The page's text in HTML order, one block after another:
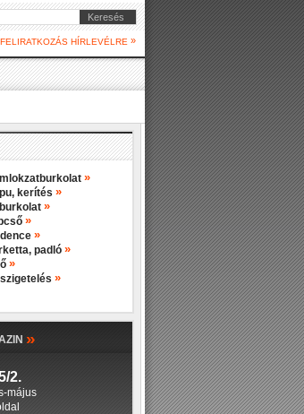
Keresés
FELIRATKOZÁS HÍRLEVÉLRE »
»
kerítés »
»
»
»
padló »
»
»
»
2.
május